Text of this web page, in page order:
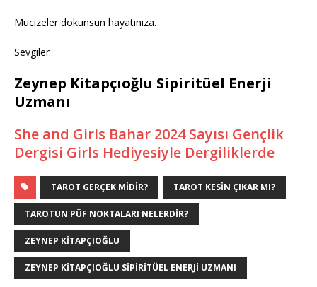
Mucizeler dokunsun hayatınıza.
Sevgiler
Zeynep Kitapçıoğlu Sipiritüel Enerji
Uzmanı
She and Girls Bahar 2024 Sayısı Gençlik
Dergisi Girls Hediyesiyle Dergiliklerde
TAROT GERÇEK MIDIR? TAROT KESIN ÇIKAR MI?
TAROTUN PÜF NOKTALARI NELERDIR?
ZEYNEP KITAPÇIOĞLU
ZEYNEP KITAPÇIOĞLU SIPIRITÜEL ENERJI UZMANI